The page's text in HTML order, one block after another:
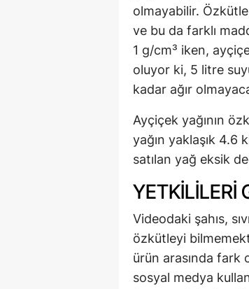
olmayabilir.
ve bu da farklı
1 g/cm³ iken,
oluyor ki, 5 litre
kadar ağır
Ayçiçek yağının
yağın yaklaşık 4.6
satılan yağ eksik
YETKILILERI
Videodaki şahıs,
özkütleyi
ürün arasında fark
sosyal medya